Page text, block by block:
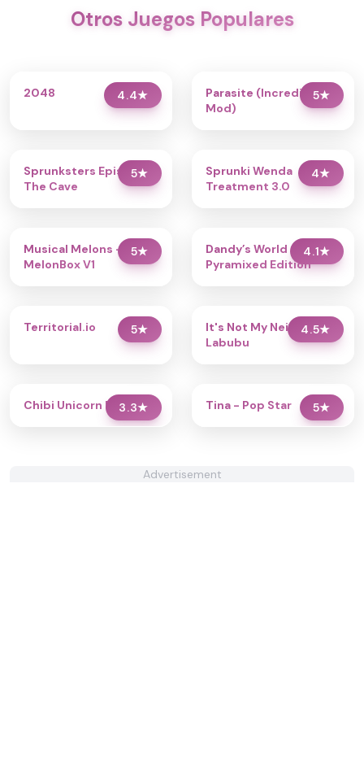
Otros Juegos Populares
4.4★
2048 5★
Parasite (Incredibox
Mod)
5★
Sprunksters Episode 2:
The Cave
4★
Sprunki Wenda
Treatment 3.0
5★
Musical Melons –
MelonBox V1
4.1★
Dandy’s World
Pyramixed Edition
5★
Territorial.io 4.5★
It's Not My Neighbor:
Labubu
3.3★
Chibi Unicorn Dress Up 5★
Tina - Pop Star
Advertisement